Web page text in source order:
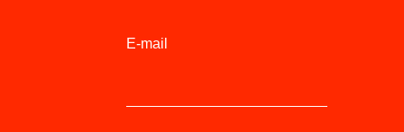
E-mail